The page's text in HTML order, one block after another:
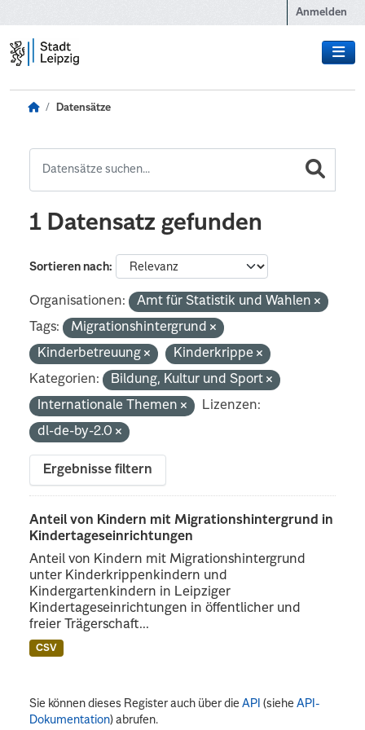
Anmelden
Datensätze
1 Datensatz gefunden
Sortieren nach
Organisationen:
Amt für Statistik und Wahlen
Tags:
Migrationshintergrund
Kinderbetreuung
Kinderkrippe
Kategorien:
Bildung, Kultur und Sport
Internationale Themen
Lizenzen:
dl-de-by-2.0
Ergebnisse filtern
Anteil von Kindern mit Migrationshintergrund in
Kindertageseinrichtungen
Anteil von Kindern mit Migrationshintergrund
unter Kinderkrippenkindern und
Kindergartenkindern in Leipziger
Kindertageseinrichtungen in öffentlicher und
freier Trägerschaft...
CSV
Sie können dieses Register auch über dieAPI (sieheAPI-
Dokumentation) abrufen.